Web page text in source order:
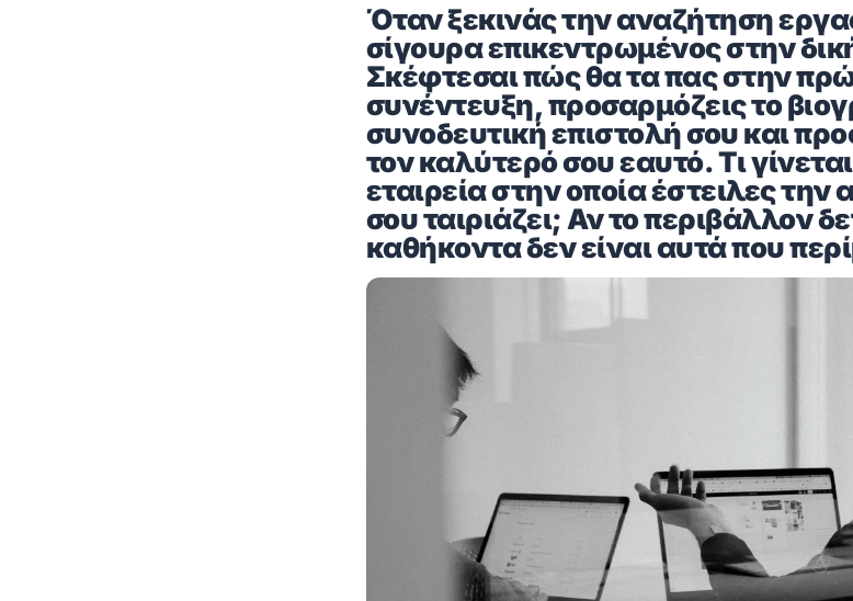
Όταν ξεκινάς την αναζήτηση
σίγουρα επικεντρωμένος στην
Σκέφτεσαι πώς θα τα πας στην
συνέντευξη, προσαρμόζεις το
συνοδευτική επιστολή σου και
τον καλύτερό σου εαυτό. Τι
εταιρεία στην οποία έστειλες την
σου ταιριάζει; Αν το περιβάλλον
καθήκοντα δεν είναι αυτά που